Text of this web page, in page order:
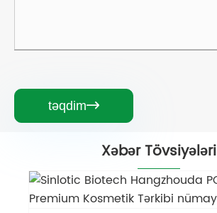
təqdim
Xəbər Tövsiyələri